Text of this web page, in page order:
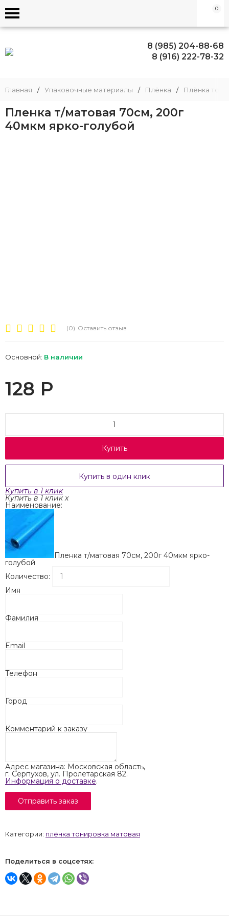
0
8 (985) 204-88-68
8 (916) 222-78-32
Главная / Упаковочные материалы / Плёнка / Плёнка
Пленка т/матовая 70см, 200г
40мкм ярко-голубой
(0) Оставить отзыв
Основной: В наличии
128 Р
Купить
Купить в один клик
Купить в 1 клик
Купить в 1 клик x
Наименование:
Пленка т/матовая 70см, 200г 40мкм ярко-
голубой
Количество:
Имя
Фамилия
Email
Телефон
Город
Комментарий к заказу
Адрес магазина: Московская область,
г. Серпухов, ул. Пролетарская 82.
Информация о доставке.
Категории: плёнка тонировка матовая
Поделиться в соцсетях: